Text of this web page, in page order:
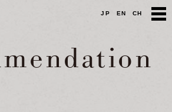
JP EN CH